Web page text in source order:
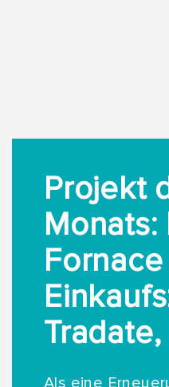
Projekt
Monats:
Fornace
Als eine